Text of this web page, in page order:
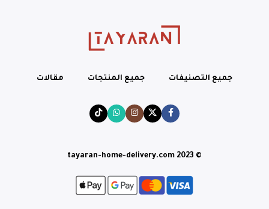
جميع التصنيفات جميع المنتجات مقالات
© tayaran-home-delivery.com 2023